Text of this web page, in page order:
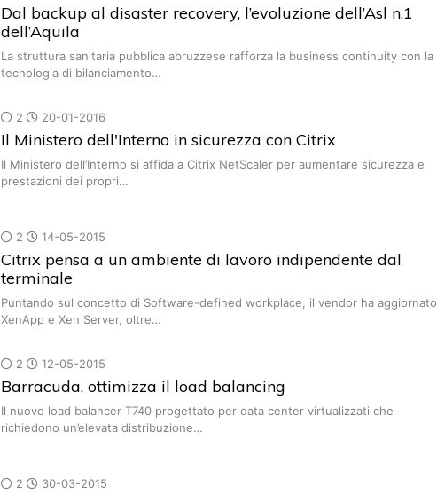
Dal backup al disaster recovery, l’evoluzione dell’Asl n.1
dell’Aquila
La struttura sanitaria pubblica abruzzese rafforza la business continuity con la
tecnologia di bilanciamento…
2 20-01-2016
Il Ministero dell'Interno in sicurezza con Citrix
Il Ministero dell’Interno si affida a Citrix NetScaler per aumentare sicurezza e
prestazioni dei propri…
2 14-05-2015
Citrix pensa a un ambiente di lavoro indipendente dal
terminale
Puntando sul concetto di Software-defined workplace, il vendor ha aggiornato
XenApp e Xen Server, oltre…
2 12-05-2015
Barracuda, ottimizza il load balancing
Il nuovo load balancer T740 progettato per data center virtualizzati che
richiedono un’elevata distribuzione…
2 30-03-2015